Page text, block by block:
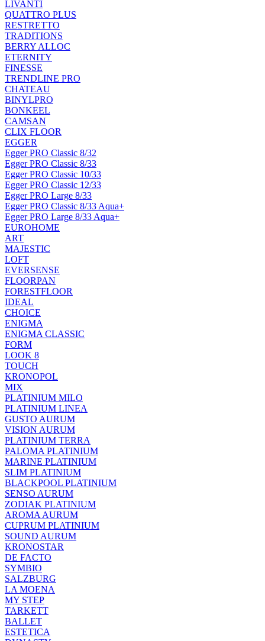
LIVANTI
QUATTRO PLUS
RESTRETTO
TRADITIONS
BERRY ALLOC
ETERNITY
FINESSE
TRENDLINE PRO
CHATEAU
BINYLPRO
BONKEEL
CAMSAN
CLIX FLOOR
EGGER
Egger PRO Classic 8/32
Egger PRO Classic 8/33
Egger PRO Classic 10/33
Egger PRO Classic 12/33
Egger PRO Large 8/33
Egger PRO Classic 8/33 Aqua+
Egger PRO Large 8/33 Aqua+
EUROHOME
ART
MAJESTIC
LOFT
EVERSENSE
FLOORPAN
FORESTFLOOR
IDEAL
CHOICE
ENIGMA
ENIGMA CLASSIC
FORM
LOOK 8
TOUCH
KRONOPOL
MIX
PLATINIUM MILO
PLATINIUM LINEA
GUSTO AURUM
VISION AURUM
PLATINIUM TERRA
PALOMA PLATINIUM
MARINE PLATINIUM
SLIM PLATINIUM
BLACKPOOL PLATINIUM
SENSO AURUM
ZODIAK PLATINIUM
AROMA AURUM
CUPRUM PLATINIUM
SOUND AURUM
KRONOSTAR
DE FACTO
SYMBIO
SALZBURG
LA MOENA
MY STEP
TARKETT
BALLET
ESTETICA